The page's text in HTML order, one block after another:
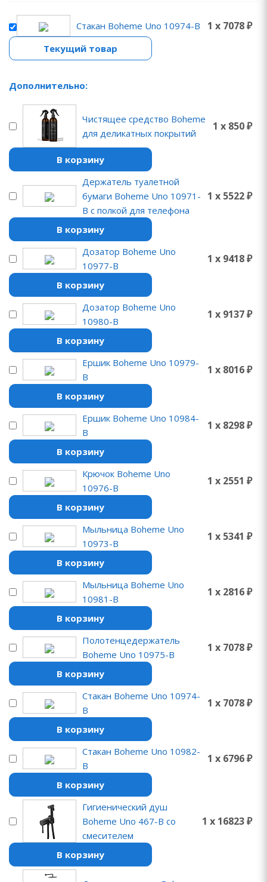
Стакан Boheme Uno 10974-B 1 x 7078 ₽
Текущий товар
Дополнительно:
Чистящее средство Boheme
для деликатных покрытий
1 x 850 ₽
В корзину
Держатель туалетной
бумаги Boheme Uno 10971-
B с полкой для телефона
1 x 5522 ₽
В корзину
Дозатор Boheme Uno
10977-B
1 x 9418 ₽
В корзину
Дозатор Boheme Uno
10980-B
1 x 9137 ₽
В корзину
Ершик Boheme Uno 10979-
B
1 x 8016 ₽
В корзину
Ершик Boheme Uno 10984-
B
1 x 8298 ₽
В корзину
Крючок Boheme Uno
10976-B
1 x 2551 ₽
В корзину
Мыльница Boheme Uno
10973-B
1 x 5341 ₽
В корзину
Мыльница Boheme Uno
10981-B
1 x 2816 ₽
В корзину
Полотенцедержатель
Boheme Uno 10975-B
1 x 7078 ₽
В корзину
Стакан Boheme Uno 10974-
B
1 x 7078 ₽
В корзину
Стакан Boheme Uno 10982-
B
1 x 6796 ₽
В корзину
Гигиенический душ
Boheme Uno 467-B со
смесителем
1 x 16823 ₽
В корзину